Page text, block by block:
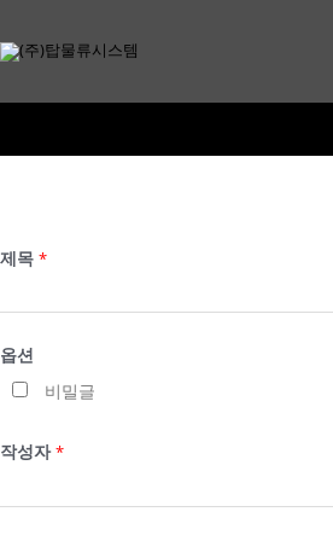
텐
츠
제목 *
옵션
비밀글
작성자 *